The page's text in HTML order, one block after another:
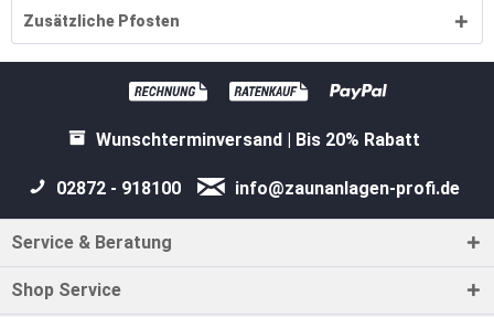
Zusätzliche Pfosten
Wunschterminversand | Bis 20% Rabatt
02872 - 918100 info@zaunanlagen-profi.de
Service & Beratung
Shop Service